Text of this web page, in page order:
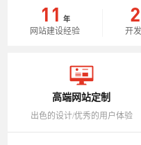
11 年
网站建设经验 开
高端网站定制
出色的设计/优秀的用户体验